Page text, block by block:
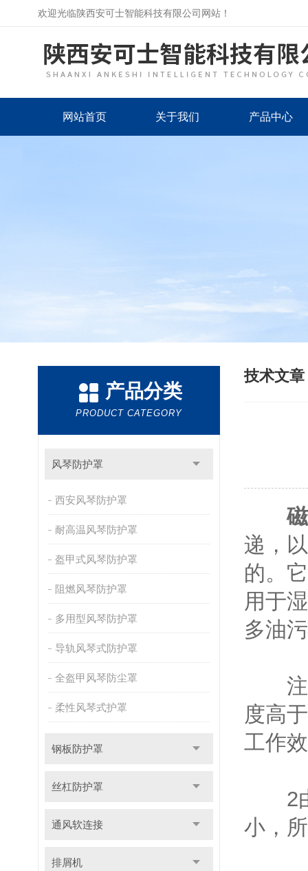
欢迎光临陕西安可士智能科技有限公司网站！
网站首页 关于我们 产品中心
产品分类
PRODUCT CATEGORY
风琴防护罩
西安风琴防护罩
耐高温风琴防护罩
盔甲式风琴防护罩
阻燃风琴防护罩
多用型风琴防护罩
导轨风琴式防护罩
全盔甲风琴防尘罩
柔性风琴式护罩
钢板防护罩
丝杠防护罩
通风软连接
排屑机
技术文章
递，
的。
用于
多油
注意
度高
工作
2由
小，